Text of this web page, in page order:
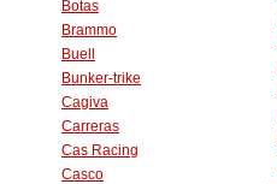
Botas
Brammo
Buell
Bunker-trike
Cagiva
Carreras
Cas Racing
Casco